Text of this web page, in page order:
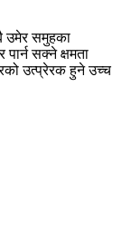
उमेर समुहका
सक्ने क्षमता
उत्प्रेरक हुने उच्च